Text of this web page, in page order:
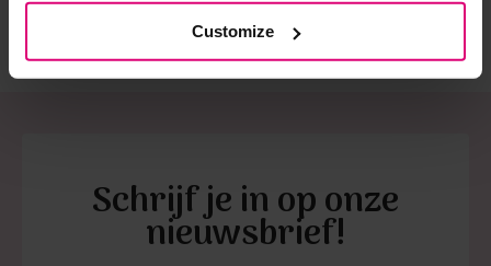
Customize
Schrijf je in op onze
nieuwsbrief!